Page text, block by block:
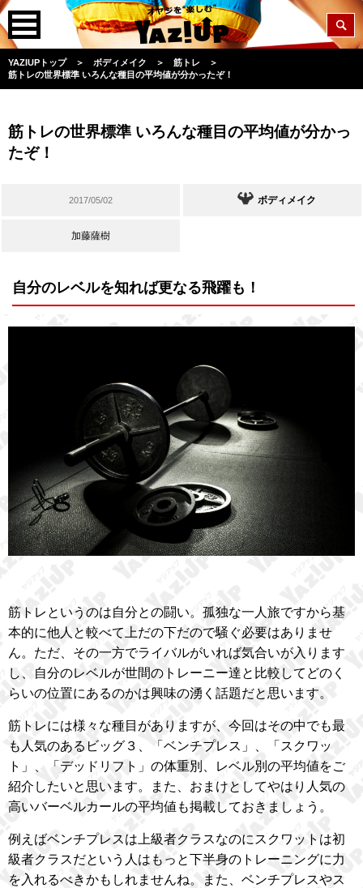
YAZIUPトップ ＞ ボディメイク ＞ 筋トレ
＞
筋トレの世界標準 いろんな種目の平均値が分かったぞ！
筋トレの世界標準 いろんな種目の平均値が分かっ
たぞ！
2017/05/02 ボディメイク
加藤薩樹
自分のレベルを知れば更なる飛躍も！
筋トレというのは自分との闘い。孤独な一人旅ですから基
本的に他人と較べて上だの下だので騒ぐ必要はありませ
ん。ただ、その一方でライバルがいれば気合いが入ります
し、自分のレベルが世間のトレーニー達と比較してどのく
らいの位置にあるのかは興味の湧く話題だと思います。
筋トレには様々な種目がありますが、今回はその中でも最
も人気のあるビッグ３、「ベンチプレス」、「スクワッ
ト」、「デッドリフト」の体重別、レベル別の平均値をご
紹介したいと思います。また、おまけとしてやはり人気の
高いバーベルカールの平均値も掲載しておきましょう。
例えばベンチプレスは上級者クラスなのにスクワットは初
級者クラスだという人はもっと下半身のトレーニングに力
を入れるべきかもしれませんね。また、ベンチプレスやス